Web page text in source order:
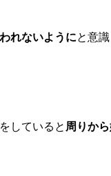
れないようにと意
していると 周りか